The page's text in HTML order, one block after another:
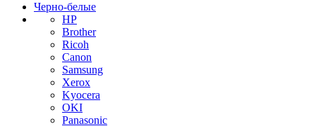
Черно-белые
HP
Brother
Ricoh
Canon
Samsung
Xerox
Kyocera
OKI
Panasonic